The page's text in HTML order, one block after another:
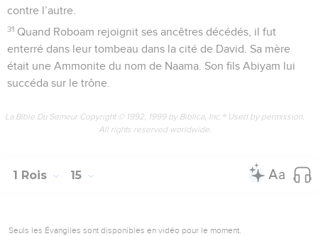
contre l’autre.
31 Quand Roboam rejoignit ses ancêtres décédés, il fut
enterré dans leur tombeau dans la cité de David. Sa mère
était une Ammonite du nom de Naama. Son fils Abiyam lui
succéda sur le trône.
La Bible Du Semeur Copyright © 1992, 1999 by Biblica, Inc.® Used by permission.
All rights reserved worldwide.
1 Rois 15
Seuls les Évangiles sont disponibles en vidéo pour le moment.